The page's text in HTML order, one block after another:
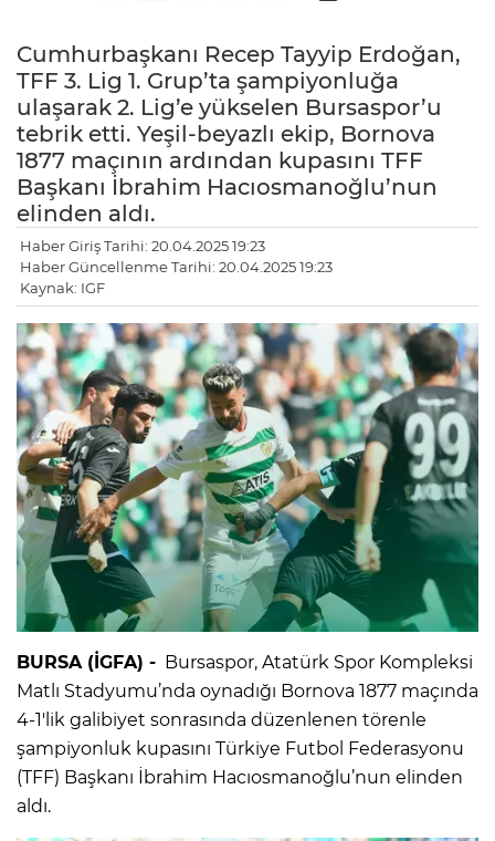
Cumhurbaşkanı Recep Tayyip Erdoğan,
TFF 3. Lig 1. Grup’ta şampiyonluğa
ulaşarak 2. Lig’e yükselen Bursaspor’u
tebrik etti. Yeşil-beyazlı ekip, Bornova
1877 maçının ardından kupasını TFF
Başkanı İbrahim Hacıosmanoğlu’nun
elinden aldı.
Haber Giriş Tarihi: 20.04.2025 19:23
Haber Güncellenme Tarihi: 20.04.2025 19:23
Kaynak: IGF
BURSA (İGFA) - Bursaspor, Atatürk Spor Kompleksi
Matlı Stadyumu’nda oynadığı Bornova 1877 maçında
4-1'lik galibiyet sonrasında düzenlenen törenle
şampiyonluk kupasını Türkiye Futbol Federasyonu
(TFF) Başkanı İbrahim Hacıosmanoğlu’nun elinden
aldı.